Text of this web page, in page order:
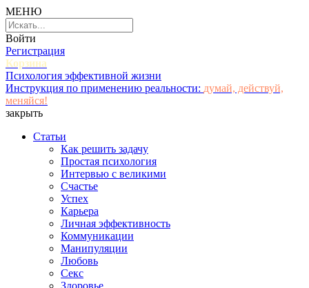
МЕНЮ
Войти
Регистрация
Корзина
Психология эффективной жизни
Инструкция по применению реальности: думай, действуй,
меняйся!
закрыть
Статьи
Как решить задачу
Простая психология
Интервью с великими
Счастье
Успех
Карьера
Личная эффективность
Коммуникации
Манипуляции
Любовь
Секс
Здоровье